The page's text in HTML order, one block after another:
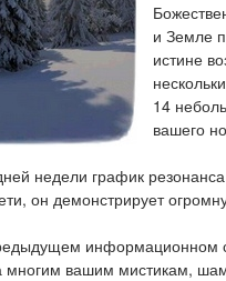
и Земле
истине
14
вашего
недели график
он демонстрирует
информационном
многим вашим мистикам,